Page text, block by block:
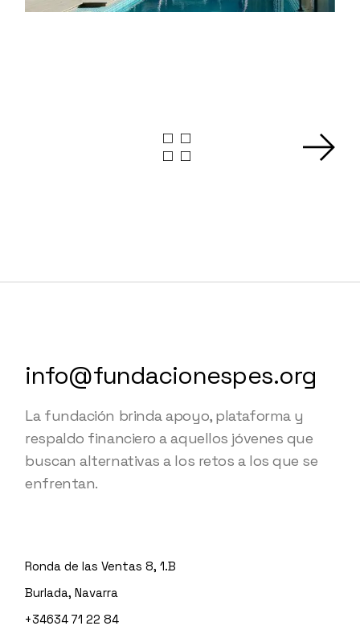
info@fundacionespes.org
La fundación brinda apoyo, plataforma y
respaldo financiero a aquellos jóvenes que
buscan alternativas a los retos a los que se
enfrentan.
Ronda de las Ventas 8, 1.B
Burlada, Navarra
+34634 71 22 84